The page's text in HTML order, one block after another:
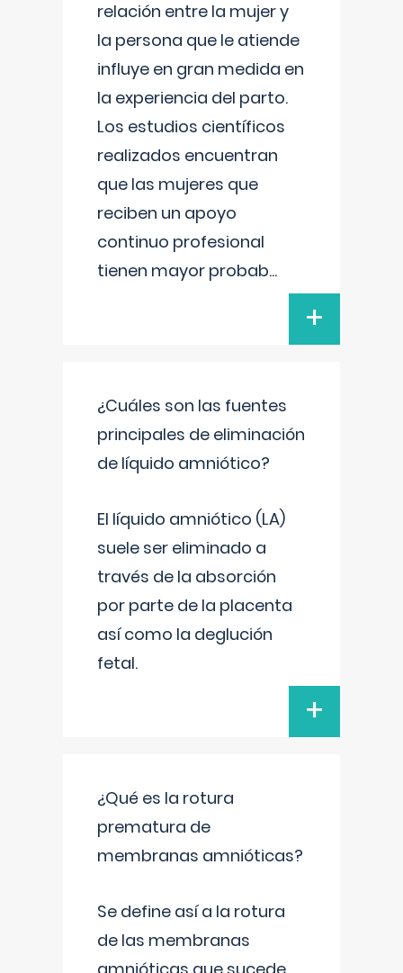
relación entre la mujer y
la persona que le atiende
influye en gran medida en
la experiencia del parto.
Los estudios científicos
realizados encuentran
que las mujeres que
reciben un apoyo
continuo profesional
tienen mayor probab...
+
¿Cuáles son las fuentes
principales de eliminación
de líquido amniótico?
El líquido amniótico (LA)
suele ser eliminado a
través de la absorción
por parte de la placenta
así como la deglución
fetal.
+
¿Qué es la rotura
prematura de
membranas amnióticas?
Se define así a la rotura
de las membranas